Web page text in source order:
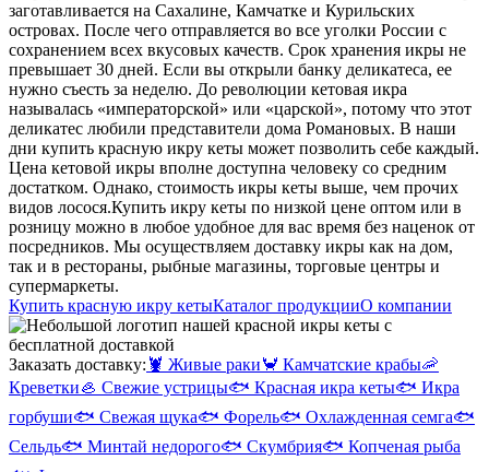
заготавливается на Сахалине, Камчатке и Курильских
островах. После чего отправляется во все уголки России с
сохранением всех вкусовых качеств. Срок хранения икры не
превышает 30 дней. Если вы открыли банку деликатеса, ее
нужно съесть за неделю. До революции кетовая икра
называлась «императорской» или «царской», потому что этот
деликатес любили представители дома Романовых. В наши
дни купить красную икру кеты может позволить себе каждый.
Цена кетовой икры вполне доступна человеку со средним
достатком. Однако, стоимость икры кеты выше, чем прочих
видов лосося.Купить икру кеты по низкой цене оптом или в
розницу можно в любое удобное для вас время без наценок от
посредников. Мы осуществляем доставку икры как на дом,
так и в рестораны, рыбные магазины, торговые центры и
супермаркеты.
Купить красную икру кетыКаталог продукцииО компании
Заказать доставку: 🦞 Живые раки🦀 Камчатские крабы🦐
Креветки🦪 Свежие устрицы🐟 Красная икра кеты🐟 Икра
горбуши🐟 Свежая щука🐟 Форель🐟 Охлажденная семга🐟
Сельдь🐟 Минтай недорого🐟 Скумбрия🐟 Копченая рыба